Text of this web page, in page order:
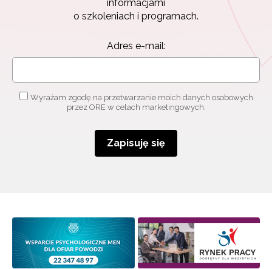
informacjami
o szkoleniach i programach.
Adres e-mail:
Wyrażam zgodę na przetwarzanie moich danych osobowych
przez ORE w celach marketingowych.
Zapisuję się